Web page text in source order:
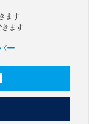
ます
きます
ー